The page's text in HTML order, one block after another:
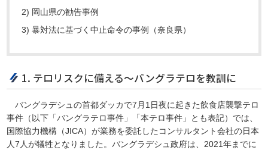
2) 岡山県の勧告事例
3) 暴対法に基づく中止命令の事例（奈良県）
1. テロリスクに備える～バングラテロを教訓に
バングラデシュの首都ダッカで7月1日夜に起きた飲食店襲撃テロ
事件（以下「バングラテロ事件」「本テロ事件」とも表記）では、
国際協力機構（JICA）が業務を委託したコンサルタント会社の日本
人7人が犠牲となりました。バングラデシュ政府は、2021年までに